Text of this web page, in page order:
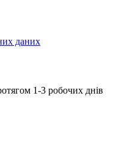
даних
1-3 робочих днів